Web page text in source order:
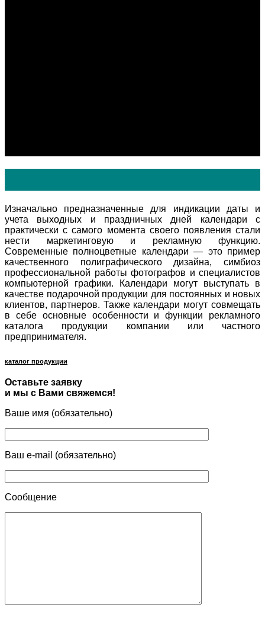
Изначально предназначенные для индикации даты и
учета выходных и праздничных дней календари с
практически с самого момента своего появления стали
нести маркетинговую и рекламную функцию.
Современные полноцветные календари — это пример
качественного полиграфического дизайна, симбиоз
профессиональной работы фотографов и специалистов
компьютерной графики. Календари могут выступать в
качестве подарочной продукции для постоянных и новых
клиентов, партнеров. Также календари могут совмещать
в себе основные особенности и функции рекламного
каталога продукции компании или частного
предпринимателя.
каталог продукции
Оставьте заявку
и мы с Вами свяжемся!
Ваше имя (обязательно)
Ваш e-mail (обязательно)
Сообщение